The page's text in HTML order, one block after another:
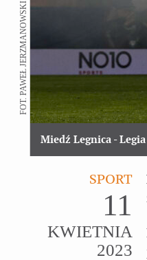
Miedź Legnica -
FOT. PAWEŁ JERZMANOWSKI
SPORT
11
KWIETNIA
2023